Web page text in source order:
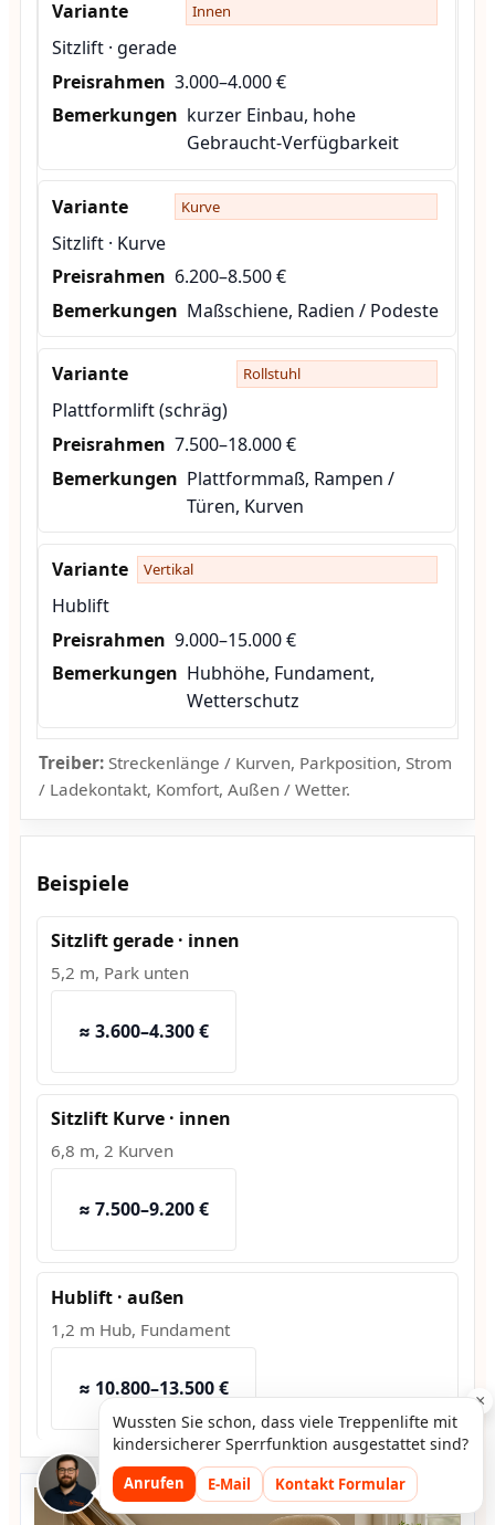
Innen
Sitzlift · gerade
3.000–4.000 €
kurzer Einbau, hohe
Gebraucht-Verfügbarkeit
Kurve
Sitzlift · Kurve
6.200–8.500 €
Maßschiene, Radien / Podeste
Rollstuhl
Plattformlift (schräg)
7.500–18.000 €
Plattformmaß, Rampen /
Türen, Kurven
Vertikal
Hublift
9.000–15.000 €
Hubhöhe, Fundament,
Wetterschutz
Treiber:Streckenlänge / Kurven, Parkposition, Strom
/ Ladekontakt, Komfort, Außen / Wetter.
Beispiele
Sitzlift gerade · innen
5,2 m, Park unten
≈ 3.600–4.300 €
Sitzlift Kurve · innen
6,8 m, 2 Kurven
≈ 7.500–9.200 €
Hublift · außen
1,2 m Hub, Fundament
≈ 10.800–13.500 €
×
Wussten Sie schon, dass viele Treppenlifte mit
kindersicherer Sperrfunktion ausgestattet sind?
Anrufen E-Mail Kontakt Formular